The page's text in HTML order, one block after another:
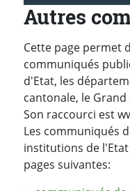
Autres
Cette page permet
communiqués
d'Etat, les
cantonale, le
Son raccourci est
Les communiqués
institutions de
pages suivantes: